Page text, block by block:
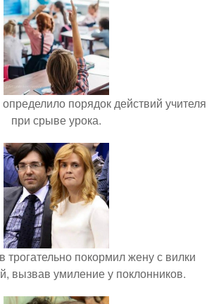
порядок действий учителя
при срыве урока.
покормил жену с вилки
вызвав умиление у поклонников.